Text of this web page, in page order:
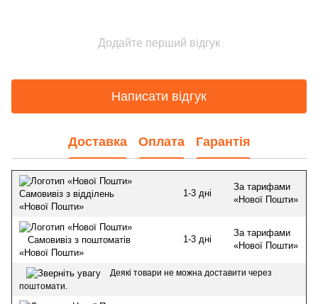
Додайте перший відгук
Написати відгук
Доставка Оплата Гарантія
Самовивіз з відділень
«Нової Пошти»
1-3 дні
За тарифами
«Нової Пошти»
Самовивіз з поштоматів
«Нової Пошти»
1-3 дні
За тарифами
«Нової Пошти»
Деякі товари не можна доставити через
поштомати.